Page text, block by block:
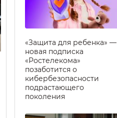
«Защита для ребенка» —
новая подписка
«Ростелекома»
позаботится о
кибербезопасности
подрастающего
поколения